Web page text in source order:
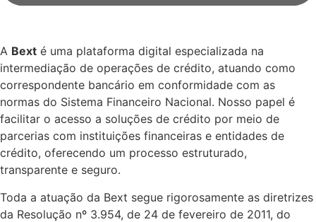
A Bext é uma plataforma digital especializada na
intermediação de operações de crédito, atuando como
correspondente bancário em conformidade com as
normas do Sistema Financeiro Nacional. Nosso papel é
facilitar o acesso a soluções de crédito por meio de
parcerias com instituições financeiras e entidades de
crédito, oferecendo um processo estruturado,
transparente e seguro.
Toda a atuação da Bext segue rigorosamente as diretrizes
da Resolução nº 3.954, de 24 de fevereiro de 2011, do